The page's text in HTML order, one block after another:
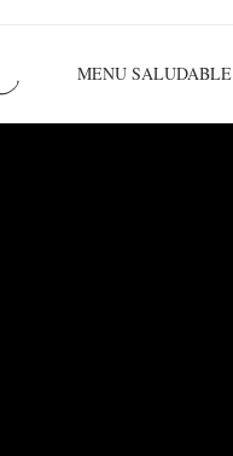
MENU SALUDABLE